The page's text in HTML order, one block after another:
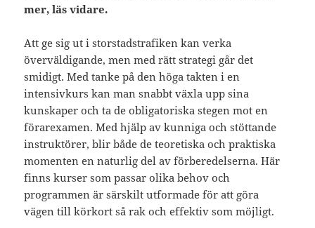
mer, läs vidare.
Att ge sig ut i storstadstrafiken kan verka
överväldigande, men med rätt strategi går det
smidigt. Med tanke på den höga takten i en
intensivkurs kan man snabbt växla upp sina
kunskaper och ta de obligatoriska stegen mot en
förarexamen. Med hjälp av kunniga och stöttande
instruktörer, blir både de teoretiska och praktiska
momenten en naturlig del av förberedelserna. Här
finns kurser som passar olika behov och
programmen är särskilt utformade för att göra
vägen till körkort så rak och effektiv som möjligt.